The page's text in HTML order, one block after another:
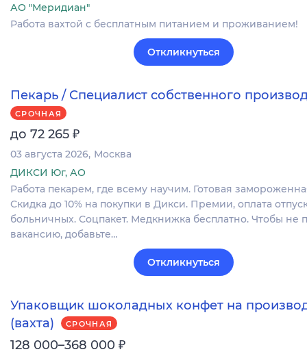
АО "Меридиан"
Работа вахтой с бесплатным питанием и проживанием!
Откликнуться
Пекарь / Специалист собственного
СРОЧНАЯ
до 72 265 ₽
03 августа 2026 Москва
ДИКСИ Юг, АО
Работа пекарем, где всему научим. Готовая
Скидка до 10% на покупки в Дикси. Премии, оплата
больничных. Соцпакет. Медкнижка бесплатно. Чтобы не
вакансию, добавьте…
Откликнуться
Упаковщик шоколадных конфет на
(вахта)
СРОЧНАЯ
128 000–368 000 ₽